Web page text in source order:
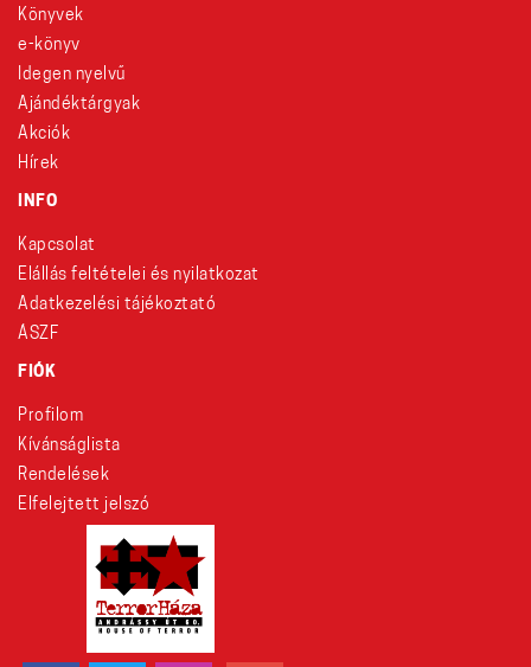
Könyvek
e-könyv
Idegen nyelvű
Ajándéktárgyak
Akciók
Hírek
INFO
Kapcsolat
Elállás feltételei és nyilatkozat
Adatkezelési tájékoztató
ÁSZF
FIÓK
Profilom
Kívánságlista
Rendelések
Elfelejtett jelszó